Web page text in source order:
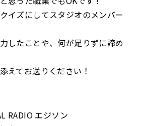
イズにしてスタジオのメンバー
したことや、何が足りずに諦め
えてお送りください！
RADIO エジソン